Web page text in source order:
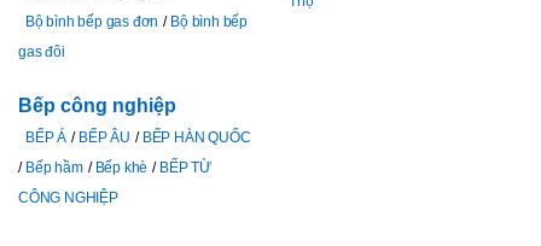
Bộ bình bếp gas đơn
Bộ bình bếp
gas đôi
Bếp công nghiệp
BẾP Á BẾP ÂU
BẾP HÀN QUỐC
Bếp hầm
Bếp khè
BẾP TỪ
CÔNG NGHIỆP